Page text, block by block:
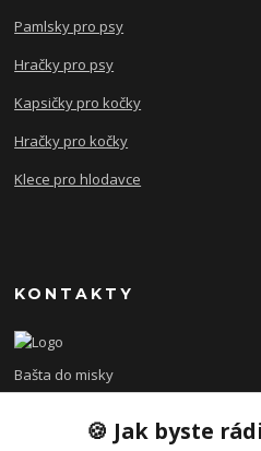
Pamlsky pro psy
Hračky pro psy
Kapsičky pro kočky
Hračky pro kočky
Klece pro hlodavce
KONTAKTY
Bašta do misky
+420 608 479 610🍪 Jak byste